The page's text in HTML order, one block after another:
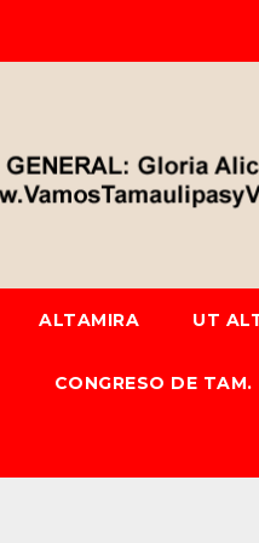
ALTAMIRA UT
CONGRESO DE TAM.